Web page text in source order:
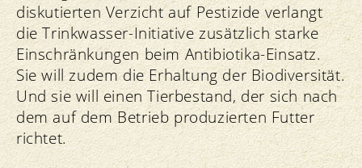
diskutierten Verzicht auf Pestizide verlangt
die Trinkwasser-Initiative zusätzlich starke
Einschränkungen beim Antibiotika-Einsatz.
Sie will zudem die Erhaltung der Biodiversität.
Und sie will einen Tierbestand, der sich nach
dem auf dem Betrieb produzierten Futter
richtet.